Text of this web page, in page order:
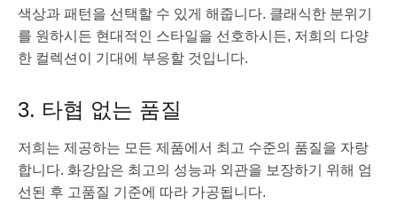
색상과 패턴을 선택할 수 있게 해줍니다. 클래식한 분위기
를 원하시든 현대적인 스타일을 선호하시든, 저희의 다양
한 컬렉션이 기대에 부응할 것입니다.
3. 타협 없는 품질
저희는 제공하는 모든 제품에서 최고 수준의 품질을 자랑
합니다. 화강암은 최고의 성능과 외관을 보장하기 위해 엄
선된 후 고품질 기준에 따라 가공됩니다.